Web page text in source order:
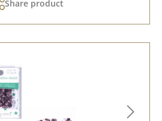
Share product